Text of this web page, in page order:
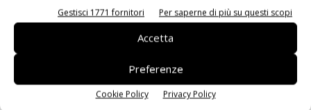
Gestisci 1771 fornitori Per saperne di più su questi scopi
Accetta
Preferenze
Cookie Policy Privacy Policy
emergenti. Il controllo della luminosità da 0 al 100% per
esempio, consente di soddisfare qualsiasi esigenza
applicativa in cui il controllo della luminosità è un fattore
funzionale fondamentale di un’applicazione. Il controllo
digitale nei driver, per esempio il Pwm(Pulse width
consente di ottenere un livello di controllo